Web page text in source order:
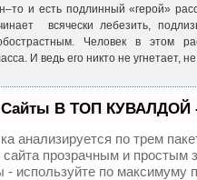
и есть подлинный «герой»
всячески лебезить,
Человек в
И ведь его никто не угнетает,
В ТОП КУВАЛДОЙ -
анализируется по трем
прозрачным и простым
- используйте по максимуму